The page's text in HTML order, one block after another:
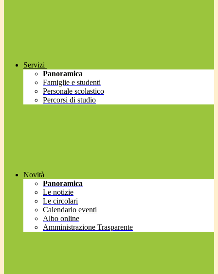
Servizi
Panoramica
Famiglie e studenti
Personale scolastico
Percorsi di studio
Novità
Panoramica
Le notizie
Le circolari
Calendario eventi
Albo online
Amministrazione Trasparente